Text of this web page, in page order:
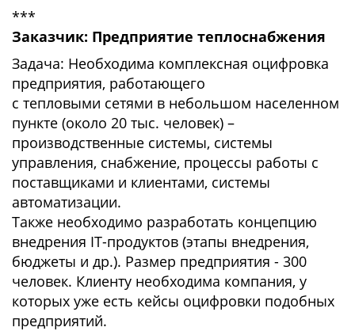
***
Заказчик: Предприятие теплоснабжения
Задача: Необходима комплексная оцифровка
предприятия, работающего
с тепловыми сетями в небольшом населенном
пункте (около 20 тыс. человек) –
производственные системы, системы
управления, снабжение, процессы работы с
поставщиками и клиентами, системы
автоматизации.
Также необходимо разработать концепцию
внедрения IT-продуктов (этапы внедрения,
бюджеты и др.). Размер предприятия - 300
человек. Клиенту необходима компания, у
которых уже есть кейсы оцифровки подобных
предприятий.